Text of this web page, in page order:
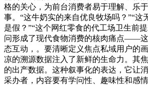
格的关心，为前台消费者易于理解、乐
事。“这牛奶实的来自优良牧场吗？”“这
是假？”“这个网红零食的代工场卫生前
问形成了现代食物消费的核肉痛点——这
态互动，。要清晰定义焦点私域用户的
凉的溯源数据注入了新鲜的生命力。其
的出产数据。这种叙事化的表达，它让
采办者，内容要有学问性、趣味性和感